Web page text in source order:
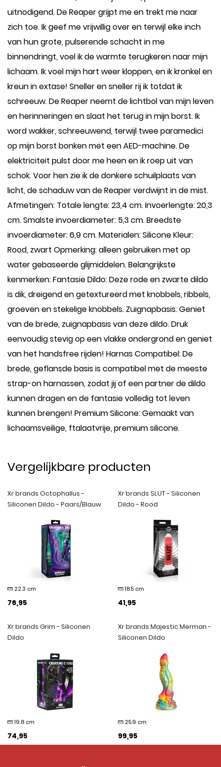
uitnodigend. De Reaper grijpt me en trekt me naar
zich toe. Ik geef me vrijwillig over en terwijl elke inch
van hun grote, pulserende schacht in me
binnendringt, voel ik de warmte terugkeren naar mijn
lichaam. Ik voel mijn hart weer kloppen, en ik kronkel en
kreun in extase! Sneller en sneller rij ik totdat ik
schreeuw. De Reaper neemt de lichtbol van mijn leven
en herinneringen en slaat het terug in mijn borst. Ik
word wakker, schreeuwend, terwijl twee paramedici
op mijn borst bonken met een AED-machine. De
elektriciteit pulst door me heen en ik roep uit van
schok. Voor hen zie ik de donkere schuilplaats van
licht, de schaduw van de Reaper verdwijnt in de mist.
Afmetingen: Totale lengte: 23,4 cm. Invoerlengte: 20,3
cm. Smalste invoerdiameter: 5,3 cm. Breedste
invoerdiameter: 6,9 cm. Materialen: Silicone Kleur:
Rood, zwart Opmerking: alleen gebruiken met op
water gebaseerde glijmiddelen. Belangrijkste
kenmerken: Fantasie Dildo: Deze rode en zwarte dildo
is dik, dreigend en getextureerd met knobbels, ribbels,
groeven en stekelige knobbels. Zuignapbasis: Geniet
van de brede, zuignapbasis van deze dildo. Druk
eenvoudig stevig op een vlakke ondergrond en geniet
van het handsfree rijden! Harnas Compatibel: De
brede, geflansde basis is compatibel met de meeste
strap-on harnassen, zodat jij of een partner de dildo
kunnen dragen en de fantasie volledig tot leven
kunnen brengen! Premium Silicone: Gemaakt van
lichaamsveilige, ftalaatvrije, premium silicone.
Vergelijkbare producten
Xr brands Octophallus -
Siliconen Dildo - Paars/Blauw
22.3 cm
76,95
Xr brands SLUT - Siliconen
Dildo - Rood
18.5 cm
41,95
Xr brands Grim - Siliconen
Dildo
19.8 cm
74,95
Xr brands Majestic Merman -
Siliconen Dildo
25.9 cm
99,95